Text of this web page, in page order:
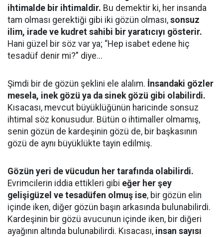
ihtimalde bir ihtimaldir. Bu demektir ki, her insanda
tam olması gerektiği gibi iki gözün olması, sonsuz
ilim, irade ve kudret sahibi bir yaratıcıyı gösterir.
Hani güzel bir söz var ya; “Hep isabet edene hiç
tesadüf denir mi?” diye...
Şimdi bir de gözün şeklini ele alalım. İnsandaki gözler
mesela, inek gözü ya da sinek gözü gibi olabilirdi.
Kısacası, mevcut büyüklüğünün haricinde sonsuz
ihtimal söz konusudur. Bütün o ihtimaller olmamış,
senin gözün de kardeşinin gözü de, bir başkasının
gözü de aynı büyüklükte tayin edilmiş.
Gözün yeri de vücudun her tarafında olabilirdi.
Evrimcilerin iddia ettikleri gibi eğer her şey
gelişigüzel ve tesadüfen olmuş ise, bir gözün elin
içinde iken, diğer gözün başın arkasında bulunabilirdi.
Kardeşinin bir gözü avucunun içinde iken, bir diğeri
ayağının altında bulunabilirdi. Kısacası, insan sayısı